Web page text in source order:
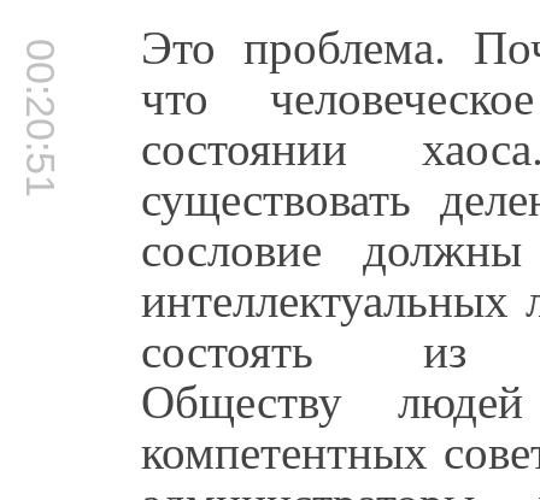
00:20:51 Это проблема.
что
состоянии
существовать
сословие должны
состоять из
Обществу
компетентных